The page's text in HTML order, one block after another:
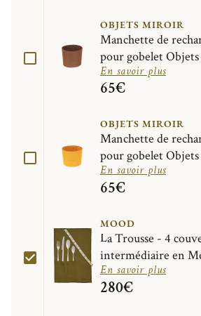
OBJETS MIROIR
Manchette de
pour gobelet
En savoir plus
65€
OBJETS MIROIR
Manchette de
pour gobelet
En savoir plus
65€
MOOD
La Trousse - 4
intermédiaire en
En savoir plus
280€